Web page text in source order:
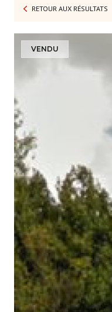
RETOUR AUX RÉSULTATS
VENDU